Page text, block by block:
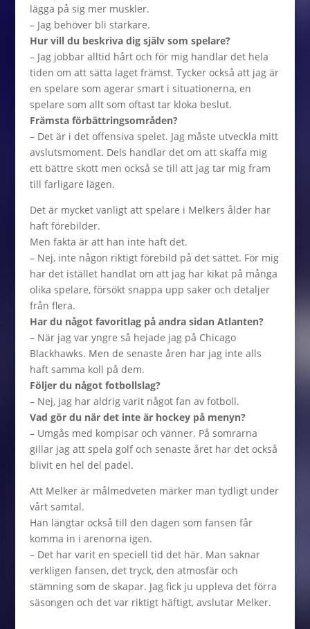
lägga på sig mer muskler.
– Jag behöver bli starkare.
Hur vill du beskriva dig själv som spelare?
– Jag jobbar alltid hårt och för mig handlar det hela
tiden om att sätta laget främst. Tycker också att jag är
en spelare som agerar smart i situationerna, en
spelare som allt som oftast tar kloka beslut.
Främsta förbättringsområden?
– Det är i det offensiva spelet. Jag måste utveckla mitt
avslutsmoment. Dels handlar det om att skaffa mig
ett bättre skott men också se till att jag tar mig fram
till farligare lägen.
Det är mycket vanligt att spelare i Melkers ålder har
haft förebilder.
Men fakta är att han inte haft det.
– Nej, inte någon riktigt förebild på det sättet. För mig
har det istället handlat om att jag har kikat på många
olika spelare, försökt snappa upp saker och detaljer
från flera.
Har du något favoritlag på andra sidan Atlanten?
– När jag var yngre så hejade jag på Chicago
Blackhawks. Men de senaste åren har jag inte alls
haft samma koll på dem.
Följer du något fotbollslag?
– Nej, jag har aldrig varit något fan av fotboll.
Vad gör du när det inte är hockey på menyn?
– Umgås med kompisar och vänner. På somrarna
gillar jag att spela golf och senaste året har det också
blivit en hel del padel.
Att Melker är målmedveten märker man tydligt under
vårt samtal.
Han längtar också till den dagen som fansen får
komma in i arenorna igen.
– Det har varit en speciell tid det här. Man saknar
verkligen fansen, det tryck, den atmosfär och
stämning som de skapar. Jag fick ju uppleva det förra
säsongen och det var riktigt häftigt, avslutar Melker.